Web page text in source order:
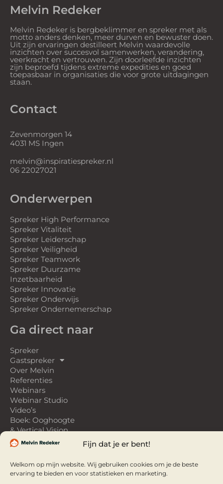
Fijn dat je er bent!
Welkom op mijn website. Wij gebruiken cookies om je de beste
ervaring te bieden en voor statistieken en marketing.
Melvin Redeker
Melvin Redeker is bergbeklimmer en spreker met als
motto anders denken, meer durven en bewuster doen.
Uit zijn ervaringen destilleert Melvin waardevolle
inzichten over succesvol samenwerken, verandering,
veerkracht en vertrouwen. Zijn doorleefde inzichten
zijn beproefd tijdens extreme expedities en goed
toepasbaar in organisaties die voor grote uitdagingen
staan.
Contact
Zevenmorgen 14
4031 MS Ingen
melvin@inspiratiespreker.nl
06 22027021
Onderwerpen
Spreker High Performance
Spreker Vitaliteit
Spreker Leiderschap
Spreker Veiligheid
Spreker Teamwork
Spreker Duurzame
Inzetbaarheid
Spreker Innovatie
Spreker Onderwijs
Spreker Ondernemerschap
Ga direct naar
Spreker
Gastspreker
Over Melvin
Referenties
Webinars
Webinar Studio
Video’s
Boek: Ooghoogte
& Vertical Vision
Copyright © 2026 Melvin Redeker Webdesign Swipe Media
Privacy verklaring |Sitemap